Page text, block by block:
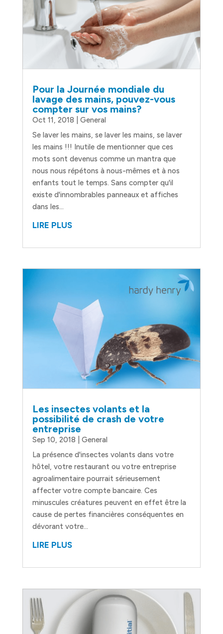
Pour la Journée mondiale du
lavage des mains, pouvez-vous
compter sur vos mains?
Oct 11, 2018
General
Se laver les mains, se laver les mains, se laver
les mains !!! Inutile de mentionner que ces
mots sont devenus comme un mantra que
nous nous répétons à nous-mêmes et à nos
enfants tout le temps. Sans compter qu'il
existe d'innombrables panneaux et affiches
dans les...
LIRE PLUS
Les insectes volants et la
possibilité de crash de votre
entreprise
Sep 10, 2018
General
La présence d'insectes volants dans votre
hôtel, votre restaurant ou votre entreprise
agroalimentaire pourrait sérieusement
affecter votre compte bancaire. Ces
minuscules créatures peuvent en effet être la
cause de pertes financières conséquentes en
dévorant votre...
LIRE PLUS